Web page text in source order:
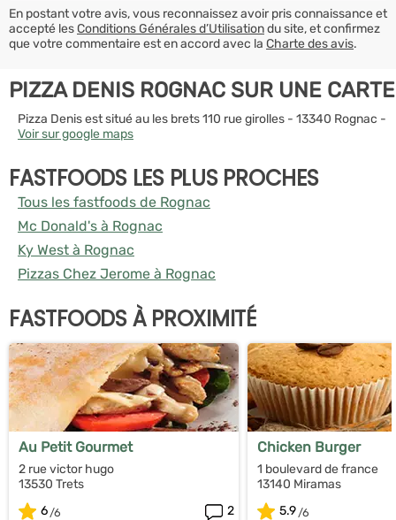
En postant votre avis, vous reconnaissez avoir pris connaissance et
accepté lesConditions Générales d’Utilisationdu site, et confirmez
que votre commentaire est en accord avec la Charte des avis.
PIZZA DENIS ROGNAC SUR UNE CARTE
Pizza Denis est situé au les brets 110 rue girolles - 13340 Rognac -
Voir sur google maps
FASTFOODS LES PLUS PROCHES
Tous les fastfoods de Rognac
Mc Donald's à Rognac
Ky West à Rognac
Pizzas Chez Jerome à Rognac
FASTFOODS À PROXIMITÉ
Au Petit Gourmet
2 rue victor hugo
13530 Trets
6
2
Chicken Burger
1 boulevard de france
13140 Miramas
5.9